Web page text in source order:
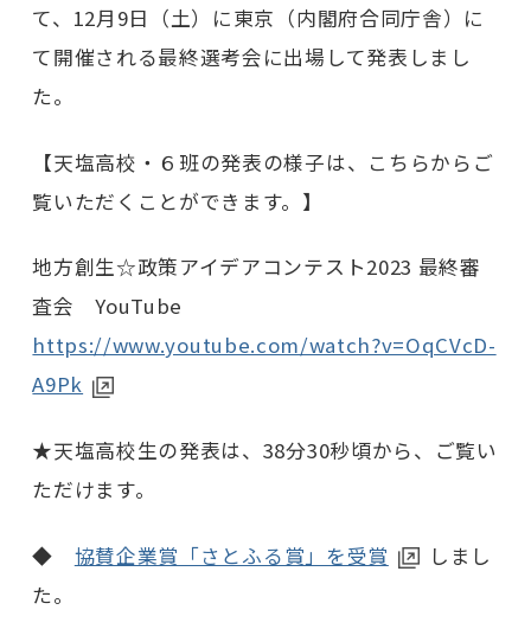
て、12月9日（土）に東京（内閣府合同庁舎）に
て開催される最終選考会に出場して発表しまし
た。
【天塩高校・６班の発表の様子は、こちらからご
覧いただくことができます。】
地方創生☆政策アイデアコンテスト2023 最終審
査会 YouTube
https://www.youtube.com/watch?v=OqCVcD-
A9Pk
★天塩高校生の発表は、38分30秒頃から、ご覧い
ただけます。
◆ 協賛企業賞「さとふる賞」を受賞
しまし
た。